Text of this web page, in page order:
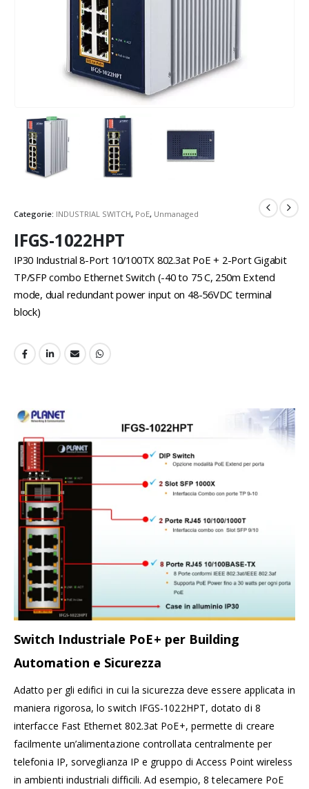
Categorie: INDUSTRIAL SWITCH, PoE, Unmanaged
IFGS-1022HPT
IP30 Industrial 8-Port 10/100TX 802.3at PoE + 2-Port Gigabit
TP/SFP combo Ethernet Switch (-40 to 75 C, 250m Extend
mode, dual redundant power input on 48-56VDC terminal
block)
Switch Industriale PoE+ per Building
Automation e Sicurezza
Adatto per gli edifici in cui la sicurezza deve essere applicata in
maniera rigorosa, lo switch IFGS-1022HPT, dotato di 8
interfacce Fast Ethernet 802.3at PoE+, permette di creare
facilmente un’alimentazione controllata centralmente per
telefonia IP, sorveglianza IP e gruppo di Access Point wireless
in ambienti industriali difficili. Ad esempio, 8 telecamere PoE